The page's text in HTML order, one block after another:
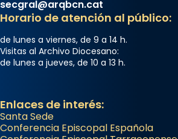
secgral@arqbcn.cat
Horario de atención al público:
de lunes a viernes, de 9 a 14 h.
Visitas al Archivo Diocesano:
de lunes a jueves, de 10 a 13 h.
Enlaces de interés:
Santa Sede
Conferencia Episcopal Española